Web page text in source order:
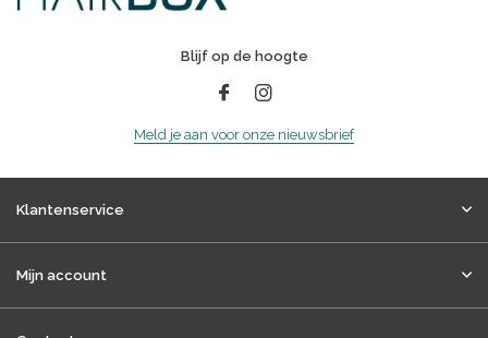
Blijf op de hoogte
Meld je aan voor onze nieuwsbrief
Klantenservice
Mijn account